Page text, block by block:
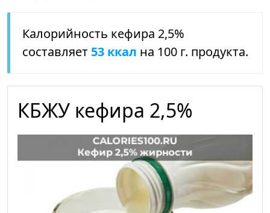
Калорийность кефира 2,5%
составляет 53 ккал на 100 г. продукта.
КБЖУ кефира 2,5%